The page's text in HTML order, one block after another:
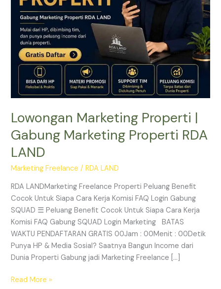
Lowongan Marketing Properti |
Gabung Marketing Properti RDA
LAND
Marketing Freelance /RDA LAND
RDA LANDMarketing Freelance Properti Peluang Benefit
Cocok Untuk Siapa Cara Kerja Komisi FAQ Login Gabung
SQUAD ☰ Peluang Benefit Cocok Untuk Siapa Cara Kerja
Komisi FAQ Gabung SQUAD Login Marketing BATAS
WAKTU PENDAFTARAN GRATIS 00Jam : 00Menit : 00Detik
Punya HP & Media Sosial? Saatnya Bangun Income dari
Dunia Properti Gabung jadi Marketing Freelance […]
RDA
LAND
Read More »